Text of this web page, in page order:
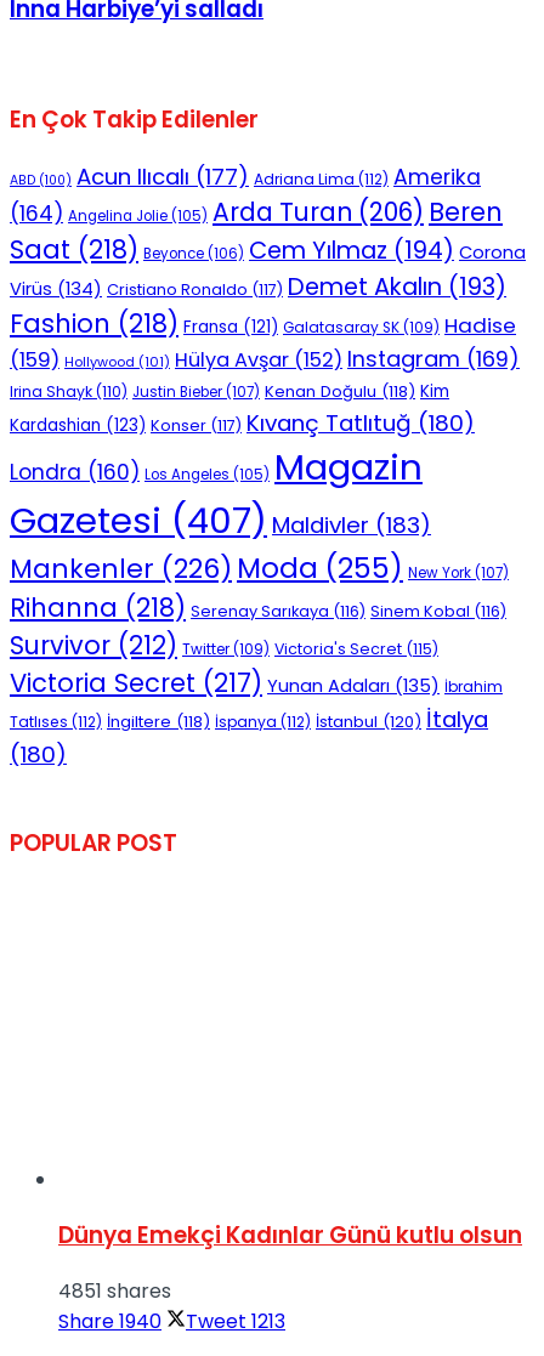
Inna Harbiye’yi salladı
En Çok Takip Edilenler
ABD (100) Acun Ilıcalı (177) Adriana Lima (112) Amerika
(164) Angelina Jolie(105) Arda Turan (206) Beren
Saat (218) Beyonce(106) Cem Yılmaz (194) Corona
Virüs (134) Cristiano Ronaldo (117) Demet Akalın (193)
Fashion (218) Fransa (121) Galatasaray SK(109) Hadise
(159) Hollywood (101) Hülya Avşar (152) Instagram (169)
Irina Shayk(110) Justin Bieber(107) Kenan Doğulu (118) Kim
Kardashian (123) Konser (117) Kıvanç Tatlıtuğ (180)
Londra (160) Los Angeles (105) Magazin
Gazetesi (407) Maldivler (183)
Mankenler (226) Moda (255) New York(107)
Rihanna (218) Serenay Sarıkaya (116) Sinem Kobal (116)
Survivor (212) Twitter(109) Victoria's Secret (115)
Victoria Secret (217) Yunan Adaları (135) İbrahim
Tatlıses (112) İngiltere (118) İspanya (112) İstanbul (120) İtalya
(180)
POPULAR POST
Dünya Emekçi Kadınlar Günü kutlu olsun
4851 shares
Share1940 Tweet 1213